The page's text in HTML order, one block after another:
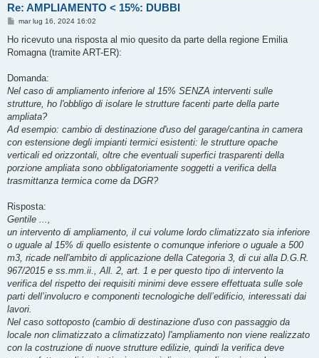
Re: AMPLIAMENTO < 15%: DUBBI
M
s
a
i
o
mar lug 16, 2024 16:02
Ho ricevuto una risposta al mio quesito da parte della regione Emilia
Romagna (tramite ART-ER):
Domanda:
Nel caso di ampliamento inferiore al 15% SENZA interventi sulle
strutture, ho l'obbligo di isolare le strutture facenti parte della parte
ampliata?
Ad esempio: cambio di destinazione d'uso del garage/cantina in camera
con estensione degli impianti termici esistenti: le strutture opache
verticali ed orizzontali, oltre che eventuali superfici trasparenti della
porzione ampliata sono obbligatoriamente soggetti a verifica della
trasmittanza termica come da DGR?
Risposta:
Gentile ...,
un intervento di ampliamento, il cui volume lordo climatizzato sia inferiore
o uguale al 15% di quello esistente o comunque inferiore o uguale a 500
m3, ricade nell'ambito di applicazione della Categoria 3, di cui alla D.G.R.
967/2015 e ss.mm.ii., All. 2, art. 1 e per questo tipo di intervento la
verifica del rispetto dei requisiti minimi deve essere effettuata sulle sole
parti dell’involucro e componenti tecnologiche dell’edificio, interessati dai
lavori.
Nel caso sottoposto (cambio di destinazione d'uso con passaggio da
locale non climatizzato a climatizzato) l'ampliamento non viene realizzato
con la costruzione di nuove strutture edilizie, quindi la verifica deve